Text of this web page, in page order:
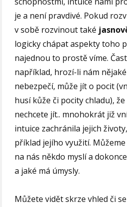
je a není pravdivé. Pokud
v sobě rozvinout také
logicky chápat aspekty toho
najednou to prostě víme.
například, hrozí-li nám
nebezpečí, může jít o pocit
husí kůže či pocity chladu),
nechcete jít.. mnohokrát již
intuice zachránila jejich
příklad jejího využití.
na nás někdo myslí a
a jaké má úmysly.
Můžete vidět skrze vhled či